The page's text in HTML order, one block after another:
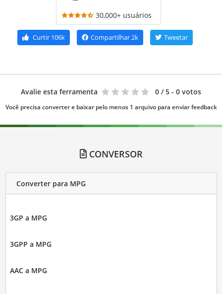
30,000+ usuários
Curtir 106k Compartilhar2k Tweetar
Avalie esta ferramenta 0 / 5 - 0 votos
Você precisa converter e baixar pelo menos 1 arquivo para enviar feedback
CONVERSOR
Converter para MPG
3GP a MPG
3GPP a MPG
AAC a MPG